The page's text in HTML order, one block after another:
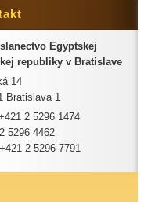
Egyptskej
republiky v Bratislave
14
Bratislava 1
2 5296 1474
5296 4462
2 5296 7791